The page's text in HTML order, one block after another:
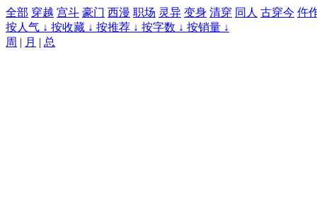
全部 穿越 宫斗 豪门 西漫 职场 灵异 变身 清穿 同人 古穿今 仵
按人气 ↓ 按收藏 ↓ 按推荐 ↓ 按字数 ↓ 按销量 ↓
周 | 月 | 总